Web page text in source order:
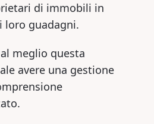
di immobili in
loro guadagni.
meglio questa
avere una gestione